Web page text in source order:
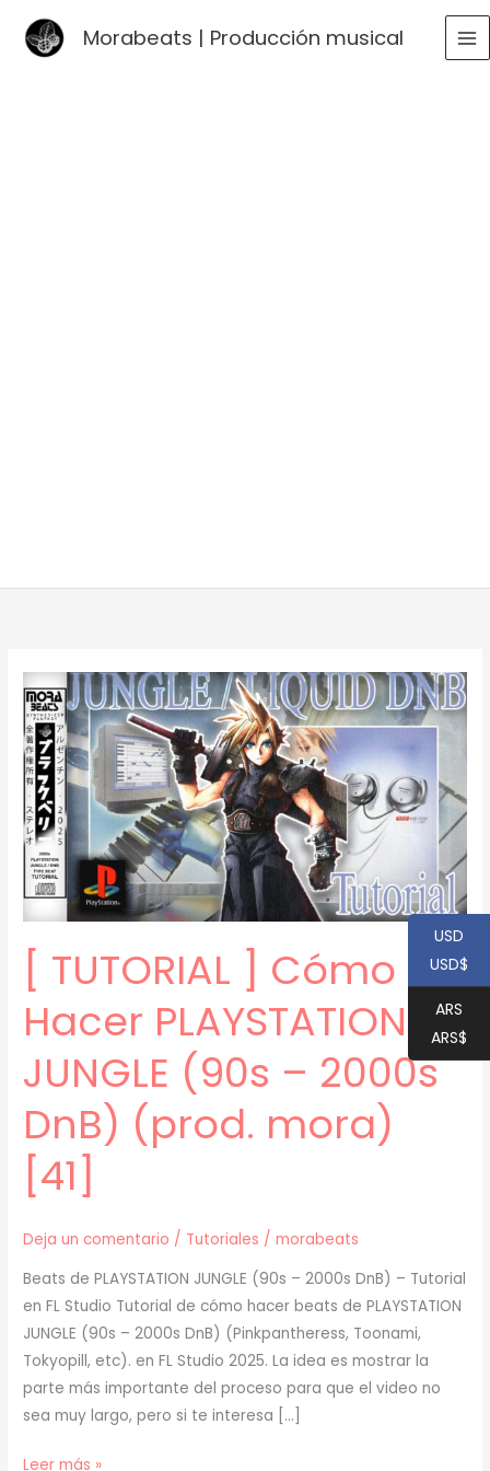
Morabeats | Producción musical
[ TUTORIAL ] Cómo
Hacer PLAYSTATION
JUNGLE (90s – 2000s
DnB) (prod. mora)
[41]
Deja un comentario / Tutoriales /morabeats
Beats de PLAYSTATION JUNGLE (90s – 2000s DnB) – Tutorial
en FL Studio Tutorial de cómo hacer beats de PLAYSTATION
JUNGLE (90s – 2000s DnB) (Pinkpantheress, Toonami,
Tokyopill, etc). en FL Studio 2025. La idea es mostrar la
parte más importante del proceso para que el video no
sea muy largo, pero si te interesa […]
[
Leer más »
USD
USD$
ARS
ARS$